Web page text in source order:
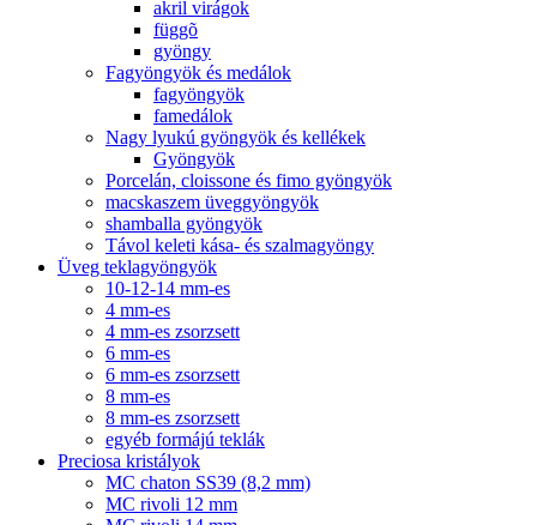
akril virágok
függõ
gyöngy
Fagyöngyök és medálok
fagyöngyök
famedálok
Nagy lyukú gyöngyök és kellékek
Gyöngyök
Porcelán, cloissone és fimo gyöngyök
macskaszem üveggyöngyök
shamballa gyöngyök
Távol keleti kása- és szalmagyöngy
Üveg teklagyöngyök
10-12-14 mm-es
4 mm-es
4 mm-es zsorzsett
6 mm-es
6 mm-es zsorzsett
8 mm-es
8 mm-es zsorzsett
egyéb formájú teklák
Preciosa kristályok
MC chaton SS39 (8,2 mm)
MC rivoli 12 mm